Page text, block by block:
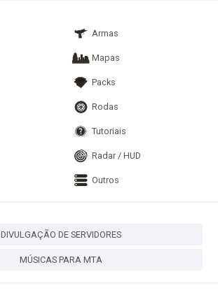
Armas
Mapas
Packs
Rodas
Tutoriais
Radar / HUD
Outros
DIVULGAÇÃO DE SERVIDORES
MÚSICAS PARA MTA